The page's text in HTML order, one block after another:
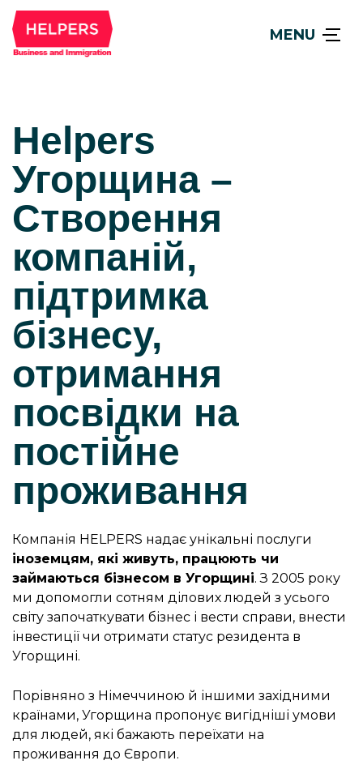
MENU
Helpers
Угорщина –
Створення
компаній,
підтримка
бізнесу,
отримання
посвідки на
постійне
проживання
Компанія HELPERS надає унікальні послуги
іноземцям, які живуть, працюють чи
займаються бізнесом в Угорщині. З 2005 року
ми допомогли сотням ділових людей з усього
світу започаткувати бізнес і вести справи, внести
інвестиції чи отримати статус резидента в
Угорщині.
Порівняно з Німеччиною й іншими західними
країнами, Угорщина пропонує вигідніші умови
для людей, які бажають переїхати на
проживання до Європи.